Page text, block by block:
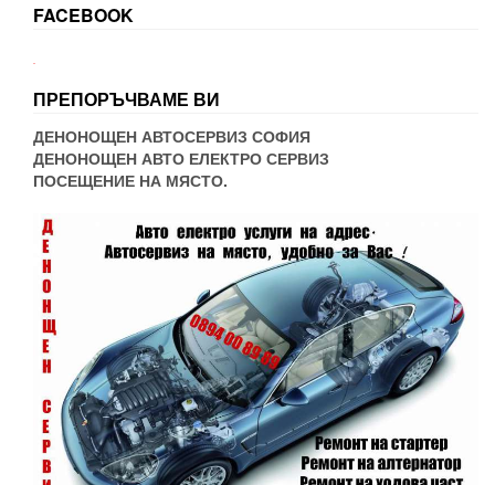
FACEBOOK
WordPress booking
ПРЕПОРЪЧВАМЕ ВИ
ДЕНОНОЩЕН АВТОСЕРВИЗ СОФИЯ
ДЕНОНОЩЕН АВТО ЕЛЕКТРО СЕРВИЗ
ПОСЕЩЕНИЕ НА МЯСТО.